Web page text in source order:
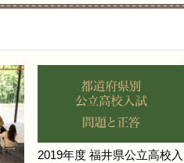
2019年度 福井県公立高校入